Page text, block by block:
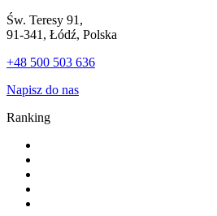
Św. Teresy 91,
91-341, Łódź, Polska
+48 500 503 636
Napisz do nas
Ranking